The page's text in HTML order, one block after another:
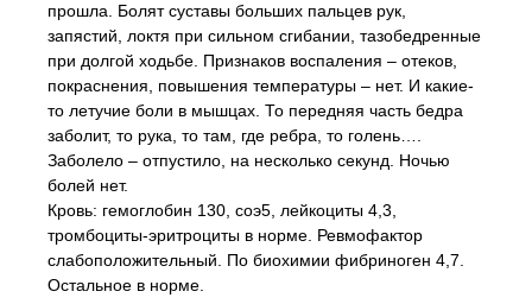
прошла. Болят суставы больших пальцев рук,
запястий, локтя при сильном сгибании, тазобедренные
при долгой ходьбе. Признаков воспаления – отеков,
покраснения, повышения температуры – нет. И какие-
то летучие боли в мышцах. То передняя часть бедра
заболит, то рука, то там, где ребра, то голень….
Заболело – отпустило, на несколько секунд. Ночью
болей нет.
Кровь: гемоглобин 130, cоэ5, лейкоциты 4,3,
тромбоциты-эритроциты в норме. Ревмофактор
слабоположительный. По биохимии фибриноген 4,7.
Остальное в норме.